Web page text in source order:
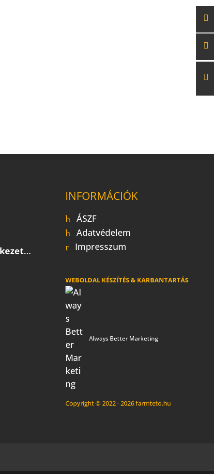
...
INFORMÁCIÓK
ÁSZF
Adatvédelem
Impresszum
WEBOLDAL KÉSZÍTÉS & KARBANTARTÁS
Always Better Marketing
Copyright © 2022 - 2026 farmteto.hu